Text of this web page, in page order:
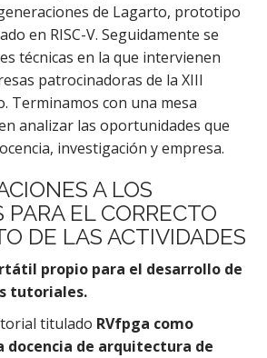
de Lagarto, prototipo
en RISC-V. Seguidamente se
técnicas en la que intervienen
patrocinadoras de la XIII
Terminamos con una mesa
analizar las oportunidades que
investigación y empresa.
A LOS
EL CORRECTO
DE LAS ACTIVIDADES
propio para el desarrollo de
tutoriales.
titulado RVfpga como
docencia de arquitectura de